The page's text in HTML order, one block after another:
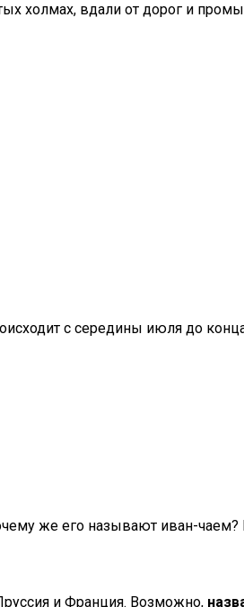
холмах, вдали от дорог и
с середины июля до
же его называют иван-чаем?
и Франция. Возможно,